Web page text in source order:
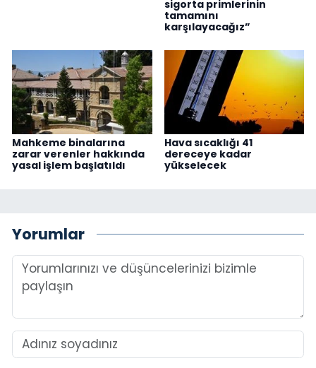
sigorta primlerinin
tamamını
karşılayacağız”
Mahkeme binalarına
zarar verenler hakkında
yasal işlem başlatıldı
Hava sıcaklığı 41
dereceye kadar
yükselecek
Yorumlar